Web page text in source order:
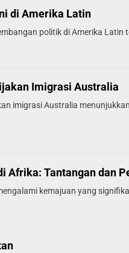
di Amerika Latin
politik di Amerika
Imigrasi Australia
imigrasi Australia
Afrika: Tantangan dan
kemajuan yang